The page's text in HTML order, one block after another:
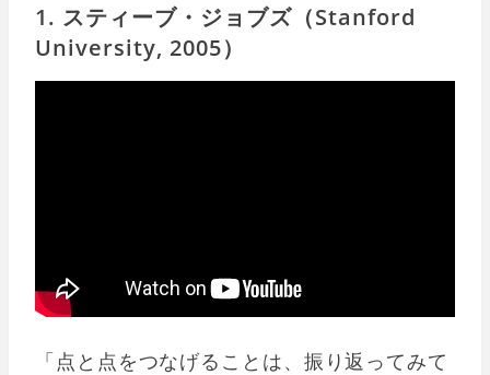
1. スティーブ・ジョブズ（Stanford
University, 2005）
「点と点をつなげることは、振り返ってみて